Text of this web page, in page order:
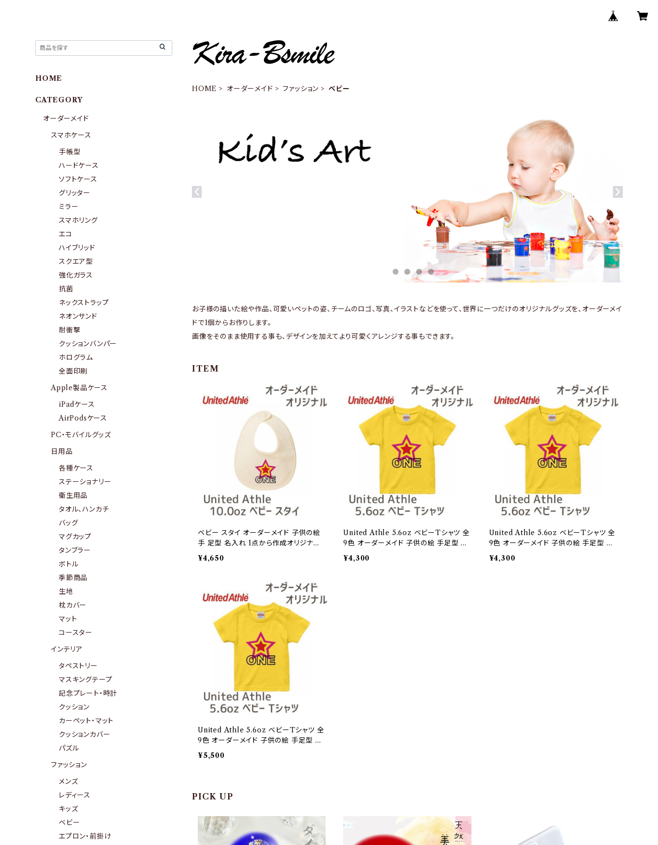
HOME オーダーメイド ファッション ベビー
お子様の描いた絵や作品、可愛いペットの姿、チームのロゴ、写真、イラストなどを使って、世界に一つだけのオリジナルグッズを、オーダーメイ
ドで1個からお作りします。
画像をそのまま使用する事も、デザインを加えてより可愛くアレンジする事もできます。
ITEM
ベビー スタイ オーダーメイド 子供の絵
手 足型 名入れ 1点から作成オリジナル
デザイン
¥4,650
United Athle 5.6oz ベビーTシャツ 全
9色 オーダーメイド 子供の絵 手足型 名
入れ 1点から作成オリジナルデザイン 印
刷個所/胸中央のみ
¥4,300
United Athle 5.6oz ベビーTシャツ 全
9色 オーダーメイド 子供の絵 手足型 名
入れ 1点から作成オリジナルデザイン 印
刷個所/背中のみ
¥4,300
United Athle 5.6oz ベビーTシャツ 全
9色 オーダーメイド 子供の絵 手足型 名
入れ 1点から作成オリジナルデザイン 印
刷個所/胸中央＋背中
¥5,500
PICK UP
HOME
CATEGORY
オーダーメイド
スマホケース
手帳型
ハードケース
ソフトケース
グリッター
ミラー
スマホリング
エコ
ハイブリッド
スクエア型
強化ガラス
抗菌
ネックストラップ
ネオンサンド
耐衝撃
クッションバンパー
ホログラム
全面印刷
Apple製品ケース
iPadケース
AirPodsケース
PC・モバイルグッズ
日用品
各種ケース
ステーショナリー
衛生用品
タオル、ハンカチ
バッグ
マグカップ
タンブラー
ボトル
季節商品
生地
枕カバー
マット
コースター
インテリア
タペストリー
マスキングテープ
記念プレート・時計
クッション
カーペット・マット
クッションカバー
パズル
ファッション
メンズ
レディース
キッズ
ベビー
エプロン・前掛け